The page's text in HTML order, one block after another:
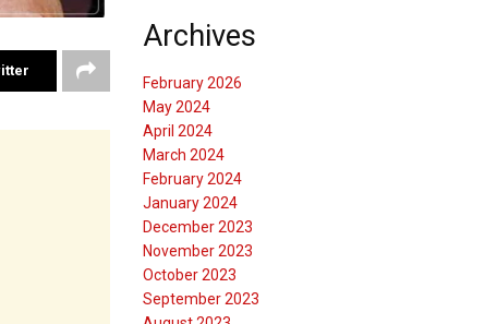
Archives
February 2026
May 2024
April 2024
March 2024
February 2024
January 2024
December 2023
November 2023
October 2023
September 2023